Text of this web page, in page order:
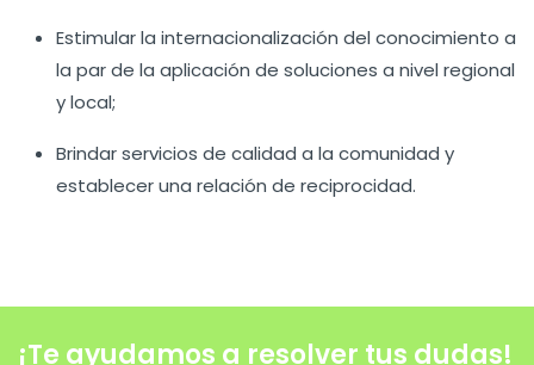
Estimular la internacionalización del conocimiento a
la par de la aplicación de soluciones a nivel regional
y local;
Brindar servicios de calidad a la comunidad y
establecer una relación de reciprocidad.
¡Te ayudamos a resolver tus dudas!